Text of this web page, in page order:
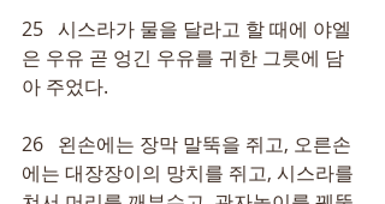
25   시스라가 물을 달라고 할 때에 야엘
은 우유 곧 엉긴 우유를 귀한 그릇에 담
아 주었다.
26   왼손에는 장막 말뚝을 쥐고, 오른손
에는 대장장이의 망치를 쥐고, 시스라를